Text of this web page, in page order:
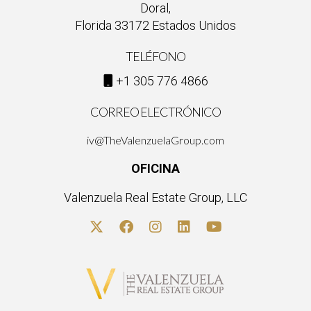
Doral,
Florida 33172 Estados Unidos
TELÉFONO
+1 305 776 4866
CORREO ELECTRÓNICO
iv@TheValenzuelaGroup.com
OFICINA
Valenzuela Real Estate Group, LLC